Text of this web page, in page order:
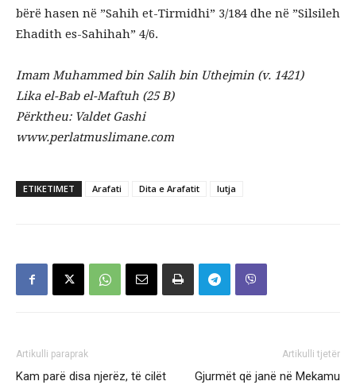
bërë hasen në ”Sahih et-Tirmidhi” 3/184 dhe në ”Silsileh
Ehadith es-Sahihah” 4/6.
Imam Muhammed bin Salih bin Uthejmin (v. 1421)
Lika el-Bab el-Maftuh (25 B)
Përktheu: Valdet Gashi
www.perlatmuslimane.com
ETIKETIMET Arafati Dita e Arafatit lutja
Artikulli paraprak
Kam parë disa njerëz, të cilët
Artikulli tjetër
Gjurmët që janë në Mekamu